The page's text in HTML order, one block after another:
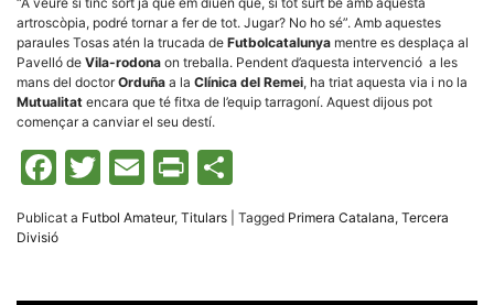
artroscòpia, podré tornar a fer de tot. Jugar? No ho sé”. Amb aquestes
paraules Tosas atén la trucada de Futbolcatalunya mentre es desplaça al
Pavelló de Vila-rodona on treballa. Pendent d’aquesta intervenció a les
mans del doctorOrduña a la Clínica del Remei, ha triat aquesta via i no la
Mutualitat encara que té fitxa de l’equip tarragoní. Aquest dijous pot
començar a canviar el seu destí.
Facebook
Twitter
Email
Print
Publicat a Futbol Amateur, Titulars Tagged Primera Catalana, Tercera
Divisió
opcionals,
són
necessàries
per al
funcionament
tècnic de la
web.
estadístiques